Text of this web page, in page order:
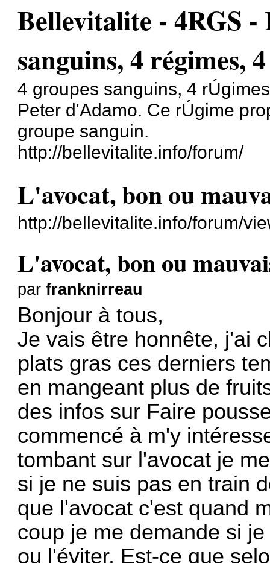
Bellevitalite - 4RGS -
sanguins, 4 régimes,
4 groupes sanguins, 4
Peter d'Adamo. Ce rÚgime
groupe sanguin.
http://bellevitalite.info/forum/
L'avocat, bon ou
http://bellevitalite.info/forum/
L'avocat, bon ou
parfranknirreau
Bonjour à tous,
Je vais être honnête, j'ai
plats gras ces derniers
en mangeant plus de
des infos sur Faire
commencé à m'y
tombant sur l'avocat je
si je ne suis pas en train
que l'avocat c'est quand
coup je me demande si
ou l'éviter. Est-ce que